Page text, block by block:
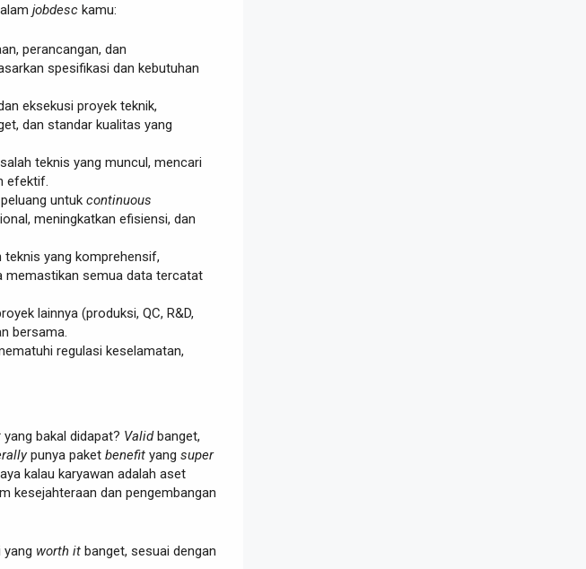
jobdesc kamu:
perancangan, dan
spesifikasi dan kebutuhan
eksekusi proyek teknik,
dan standar kualitas yang
teknis yang muncul, mencari
efektif.
untuk continuous
meningkatkan efisiensi, dan
teknis yang komprehensif,
memastikan semua data tercatat
lainnya (produksi, QC, R&D,
bersama.
regulasi keselamatan,
yang bakal didapat? Validbanget,
punya paket benefit yang super
kalau karyawan adalah aset
kesejahteraan dan pengembangan
yang worth it banget, sesuai dengan